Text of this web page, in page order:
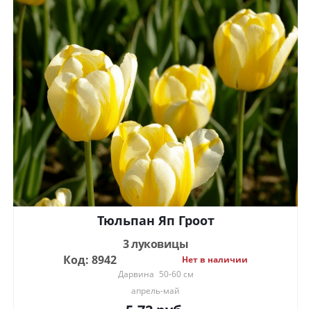
Тюльпан Яп Гроот
3 луковицы
Код: 8942
Нет в наличии
Дарвина 50-60 см
апрель-май